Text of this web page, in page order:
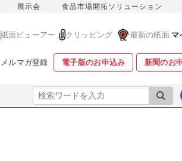
展示会 食品市場開拓ソリューション
紙面ビューアー クリッピング 最新の紙面 マ
メルマガ登録 電子版のお申込み 新聞のお
検索